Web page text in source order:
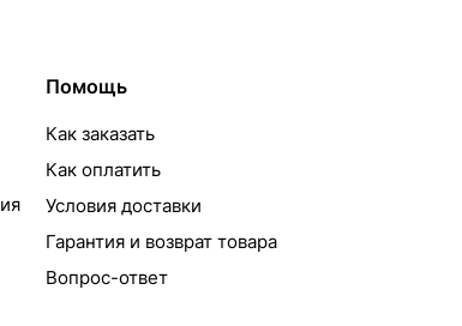
Помощь
Как заказать
Как оплатить
Условия доставки
Гарантия и возврат товара
Вопрос-ответ